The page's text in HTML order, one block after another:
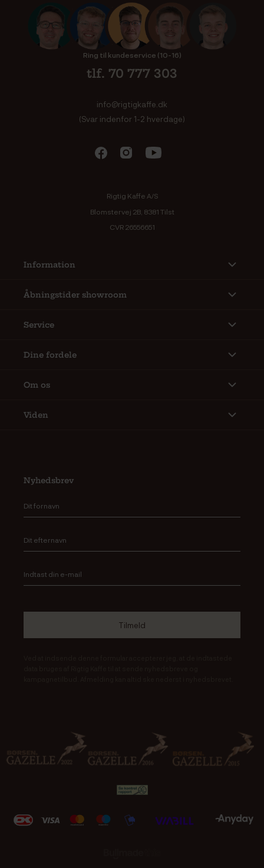
Ring til kundeservice (10-16)
tlf. 70 777 303
info@rigtigkaffe.dk
(Svar indenfor 1-2 hverdage)
Rigtig Kaffe A/S
Blomstervej 2B, 8381 Tilst
CVR 26556651
Information
Åbningstider showroom
Service
Dine fordele
Om os
Viden
Nyhedsbrev